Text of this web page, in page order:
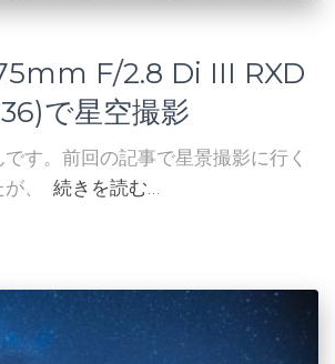
F/2.8 Di III RXD
で星空撮影
す。前回の記事で星景撮影に行く
、
続きを読む…